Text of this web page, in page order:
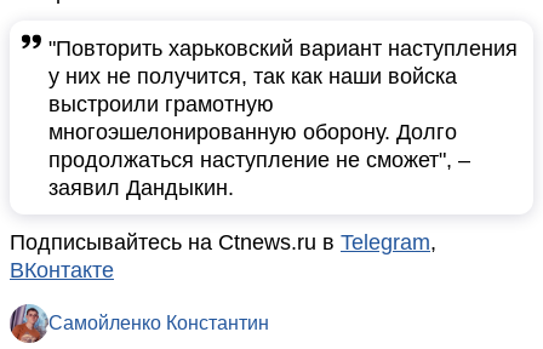
"Повторить харьковский вариант наступления
у них не получится, так как наши войска
выстроили грамотную
многоэшелонированную оборону. Долго
продолжаться наступление не сможет", –
заявил Дандыкин.
Подписывайтесь на Ctnews.ru в Telegram,
ВКонтакте
Самойленко Константин